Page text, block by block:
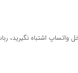
واتساپ اشتباه